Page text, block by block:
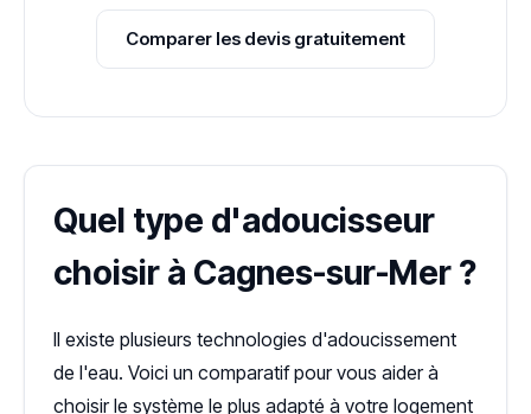
Comparer les devis gratuitement
Quel type d'adoucisseur
choisir à Cagnes-sur-Mer ?
Il existe plusieurs technologies d'adoucissement
de l'eau. Voici un comparatif pour vous aider à
choisir le système le plus adapté à votre logement